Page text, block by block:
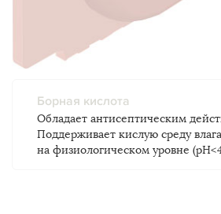
Борная кислота
Обладает антисептическим
Поддерживает кислую среду
на физиологическом уровне